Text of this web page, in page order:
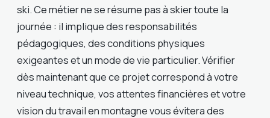
ski. Ce métier ne se résume pas à skier toute la
journée : il implique des responsabilités
pédagogiques, des conditions physiques
exigeantes et un mode de vie particulier. Vérifier
dès maintenant que ce projet correspond à votre
niveau technique, vos attentes financières et votre
vision du travail en montagne vous évitera des